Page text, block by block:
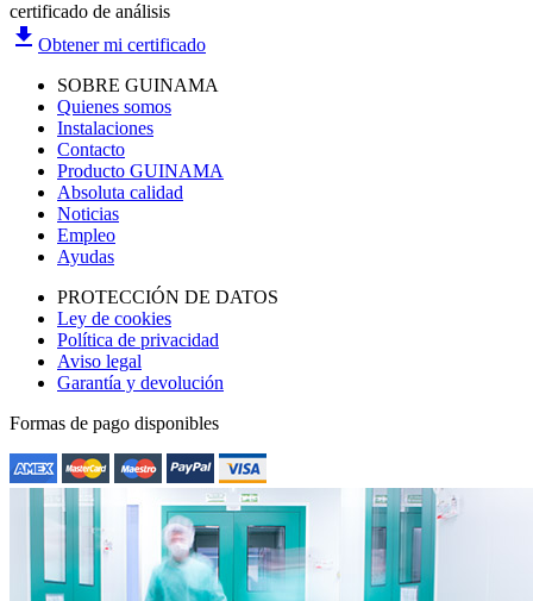
certificado de análisis
file_download Obtener mi certificado
SOBRE GUINAMA
Quienes somos
Instalaciones
Contacto
Producto GUINAMA
Absoluta calidad
Noticias
Empleo
Ayudas
PROTECCIÓN DE DATOS
Ley de cookies
Política de privacidad
Aviso legal
Garantía y devolución
Formas de pago disponibles